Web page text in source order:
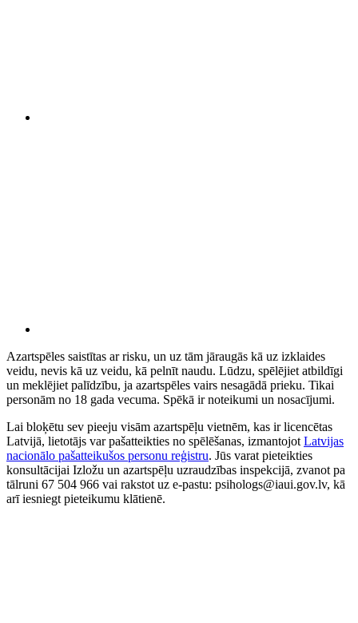
Azartspēles saistītas ar risku, un uz tām jāraugās kā uz izklaides
veidu, nevis kā uz veidu, kā pelnīt naudu. Lūdzu, spēlējiet atbildīgi
un meklējiet palīdzību, ja azartspēles vairs nesagādā prieku. Tikai
personām no 18 gada vecuma. Spēkā ir noteikumi un nosacījumi.
Lai bloķētu sev pieeju visām azartspēļu vietnēm, kas ir licencētas
Latvijā, lietotājs var pašatteikties no spēlēšanas, izmantojot Latvijas
nacionālo pašatteikušos personu reģistru. Jūs varat pieteikties
konsultācijai Izložu un azartspēļu uzraudzības inspekcijā, zvanot pa
tālruni 67 504 966 vai rakstot uz e-pastu: psihologs@iaui.gov.lv, kā
arī iesniegt pieteikumu klātienē.